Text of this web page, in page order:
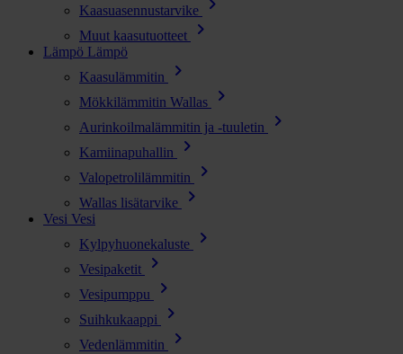
Kaasuasennustarvike
Muut kaasutuotteet chevron_right
Lämpö Lämpö
Kaasulämmitin
chevron_right
Mökkilämmitin Wallas chevron_right
Aurinkoilmalämmitin ja -tuuletin chevron_right
Kamiinapuhallin chevron_right
Valopetrolilämmitin chevron_right
Wallas lisätarvike chevron_right
Vesi Vesi
Kylpyhuonekaluste
chevron_right
Vesipaketit chevron_right
Vesipumppu chevron_right
Suihkukaappi chevron_right
Vedenlämmitin chevron_right